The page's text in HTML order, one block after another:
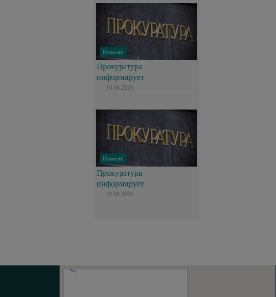
Новости
Прокуратура
информирует
10.06.2026
Новости
Прокуратура
информирует
10.06.2026